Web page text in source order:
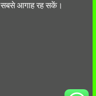
सबसे आगाह रह सकें।